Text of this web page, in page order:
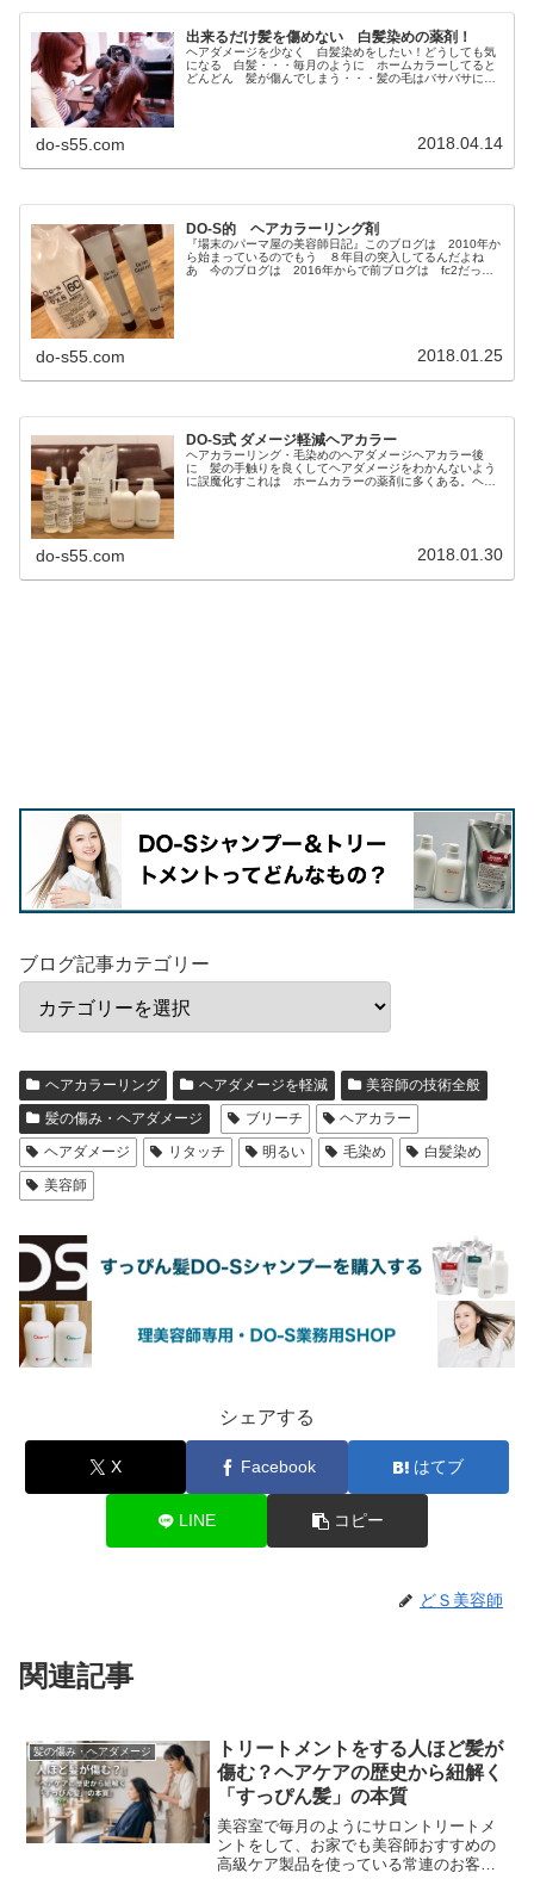
出来るだけ髪を傷めない 白髪染めの薬剤！
ヘアダメージを少なく 白髪染めをしたい！どうしても気
になる 白髪・・・毎月のように ホームカラーしてると
どんどん 髪が傷んでしまう・・・髪の毛はバサバサにな
do-s55.com 2018.04.14
DO-S的 ヘアカラーリング剤
『場末のパーマ屋の美容師日記』このブログは 2010年か
ら始まっているのでもう ８年目の突入してるんだよね
あ 今のブログは 2016年からで前ブログは fc2だった
do-s55.com 2018.01.25
DO-S式 ダメージ軽減ヘアカラー
ヘアカラーリング・毛染めのヘアダメージヘアカラー後
に 髪の手触りを良くしてヘアダメージをわかんないよう
に誤魔化すこれは ホームカラーの薬剤に多くある。ヘア
do-s55.com 2018.01.30
ブログ記事カテゴリー
ヘアカラーリング ヘアダメージを軽減
美容師の技術全般
髪の傷み・ヘアダメージ
ブリーチ
ヘアカラー
ヘアダメージ
リタッチ 明るい 毛染め
白髪染め
美容師
シェアする
X Facebook はてブ
LINE コピー
どＳ美容師
関連記事
髪の傷み・ヘアダメージ
トリートメントをする人ほど髪が
傷む？ヘアケアの歴史から紐解く
「すっぴん髪」の本質
美容室で毎月のようにサロントリートメ
ントをして、お家でも美容師おすすめの
高級ケア製品を使っている常連のお客